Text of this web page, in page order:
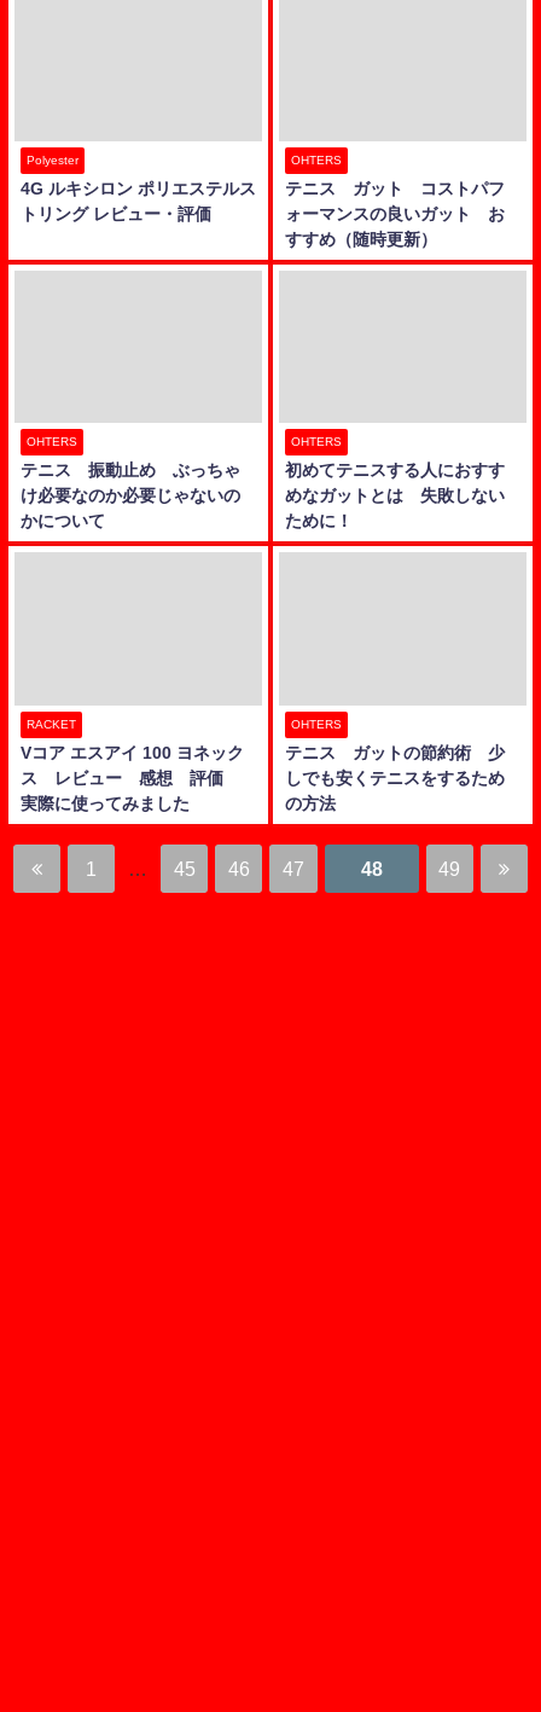
Polyester
4G ルキシロン ポリエステルス
トリング レビュー・評価
OHTERS
テニス ガット コストパフ
ォーマンスの良いガット お
すすめ（随時更新）
OHTERS
テニス 振動止め ぶっちゃ
け必要なのか必要じゃないの
かについて
OHTERS
初めてテニスする人におすす
めなガットとは 失敗しない
ために！
RACKET
Vコア エスアイ 100 ヨネック
ス レビュー 感想 評価
実際に使ってみました
OHTERS
テニス ガットの節約術 少
しでも安くテニスをするため
の方法
1 45 46 47 48 49